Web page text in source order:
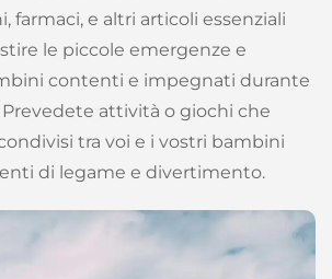
farmaci, e altri articoli essenziali
le piccole emergenze e
contenti e impegnati durante
attività o giochi che
tra voi e i vostri bambini
di legame e divertimento.